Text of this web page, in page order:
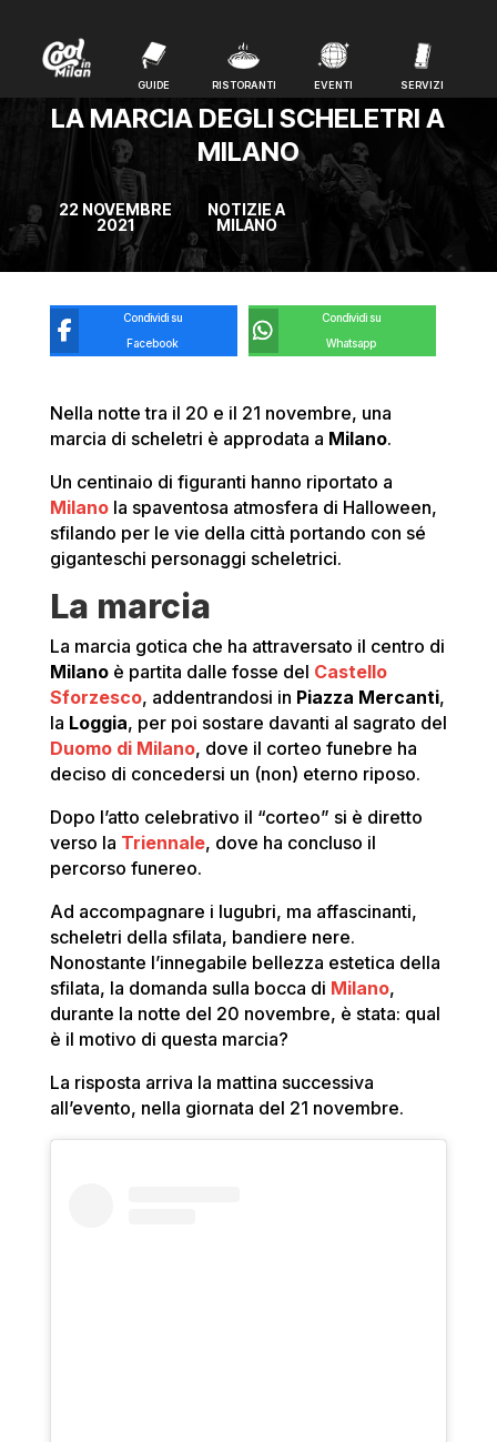
GUIDE RISTORANTI EVENTI SERVIZI
GUIDE RISTORANTI EVENTI SERVIZI
LA MARCIA DEGLI SCHELETRI A
MILANO
22 NOVEMBRE
2021
NOTIZIE A
MILANO
Condividi su
Facebook
Condividi su
Whatsapp
Nella notte tra il 20 e il 21 novembre, una
marcia di scheletri è approdata a Milano.
Un centinaio di figuranti hanno riportato a
Milanola spaventosa atmosfera di Halloween,
sfilando per le vie della città portando con sé
giganteschi personaggi scheletrici.
La marcia
La marcia gotica che ha attraversato il centro di
Milanoè partita dalle fosse del Castello
Sforzesco, addentrandosi in Piazza Mercanti,
la Loggia, per poi sostare davanti al sagrato del
Duomo di Milano, dove il corteo funebre ha
deciso di concedersi un (non) eterno riposo.
Dopo l’atto celebrativo il “corteo” si è diretto
verso la Triennale, dove ha concluso il
percorso funereo.
Ad accompagnare i lugubri, ma affascinanti,
scheletri della sfilata, bandiere nere.
Nonostante l’innegabile bellezza estetica della
sfilata, la domanda sulla bocca di Milano,
durante la notte del 20 novembre, è stata: qual
è il motivo di questa marcia?
La risposta arriva la mattina successiva
all’evento, nella giornata del 21 novembre.